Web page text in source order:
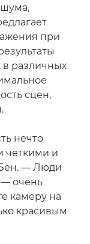
при
в различных
сцен,
нечто
четкими и
— Люди
— очень
камеру на
красивым